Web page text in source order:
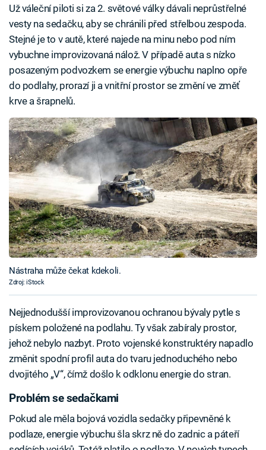
Už váleční piloti si za 2. světové války dávali neprůstřelné
vesty na sedačku, aby se chránili před střelbou zespoda.
Stejné je to v autě, které najede na minu nebo pod ním
vybuchne improvizovaná nálož. V případě auta s nízko
posazeným podvozkem se energie výbuchu naplno opře
do podlahy, prorazí ji a vnitřní prostor se změní ve změť
krve a šrapnelů.
Nástraha může čekat kdekoli.
Zdroj: iStock
Nejjednodušší improvizovanou ochranou bývaly pytle s
pískem položené na podlahu. Ty však zabíraly prostor,
jehož nebylo nazbyt. Proto vojenské konstruktéry napadlo
změnit spodní profil auta do tvaru jednoduchého nebo
dvojitého „V“, čímž došlo k odklonu energie do stran.
Problém se sedačkami
Pokud ale měla bojová vozidla sedačky připevněné k
podlaze, energie výbuchu šla skrz ně do zadnic a páteří